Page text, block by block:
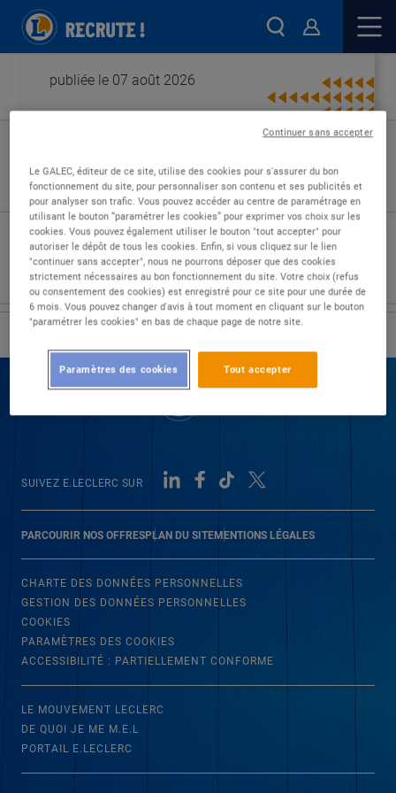
publiée le 07 août 2026
Type de contrat :
Expérience :
Études :
PARCOURIR NOS OFFRESPLAN DU SITEMENTIONS LÉGALES
SUIVEZ E.LECLERC SUR
CHARTE DES DONNÉES PERSONNELLES
GESTION DES DONNÉES PERSONNELLES
COOKIES
PARAMÈTRES DES COOKIES
ACCESSIBILITÉ : PARTIELLEMENT CONFORME
LE MOUVEMENT LECLERC
DE QUOI JE ME M.E.L
PORTAIL E.LECLERC
Le GALEC, éditeur de ce site, utilise des cookies pour s'assurer du bon
fonctionnement du site, pour personnaliser son contenu et ses publicités et
pour analyser son trafic. Vous pouvez accéder au centre de paramétrage en
utilisant le bouton “paramétrer les cookies” pour exprimer vos choix sur les
cookies. Vous pouvez également utiliser le bouton "tout accepter" pour
autoriser le dépôt de tous les cookies. Enfin, si vous cliquez sur le lien
"continuer sans accepter", nous ne pourrons déposer que des cookies
strictement nécessaires au bon fonctionnement du site. Votre choix (refus
ou consentement des cookies) est enregistré pour ce site pour une durée de
6 mois. Vous pouvez changer d'avis à tout moment en cliquant sur le bouton
"paramétrer les cookies" en bas de chaque page de notre site.
Tout accepter
Paramètres des cookies
Continuer sans accepter